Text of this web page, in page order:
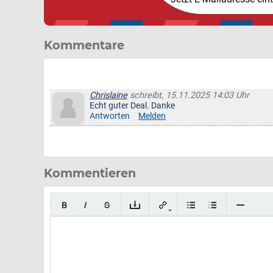
Kommentare
Chrislaineschreibt, 15.11.2025 14:03 Uhr
Echt guter Deal. Danke
Antworten
Melden
Kommentieren